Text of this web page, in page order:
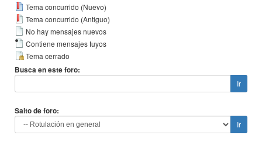
Tema concurrido (Nuevo)
Tema concurrido (Antiguo)
No hay mensajes nuevos
Contiene mensajes tuyos
Tema cerrado
Busca en este foro:
Salto de foro: